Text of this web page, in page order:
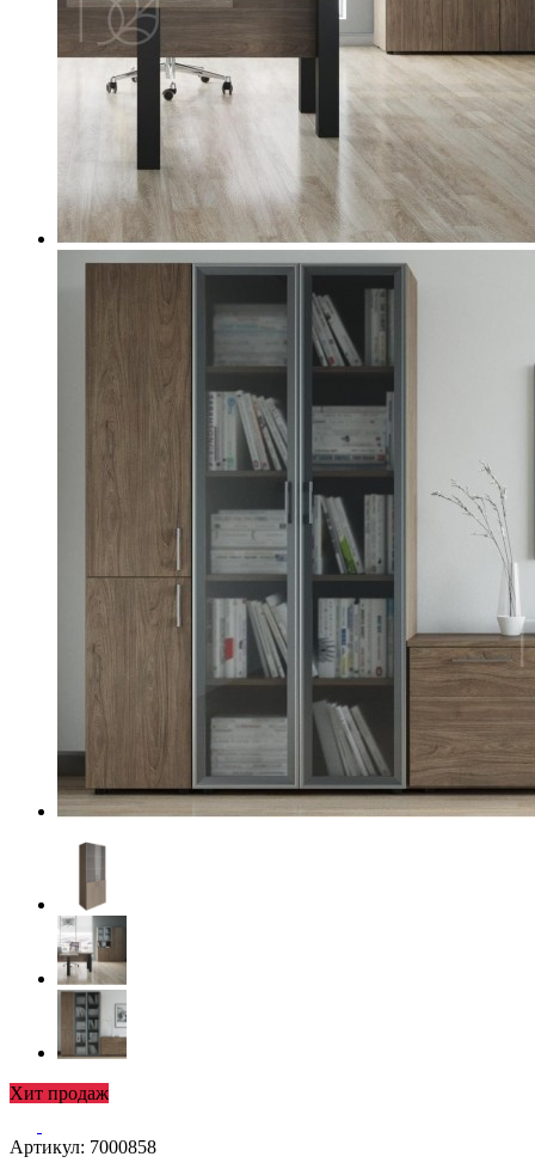
Хит продаж
Артикул: 7000858